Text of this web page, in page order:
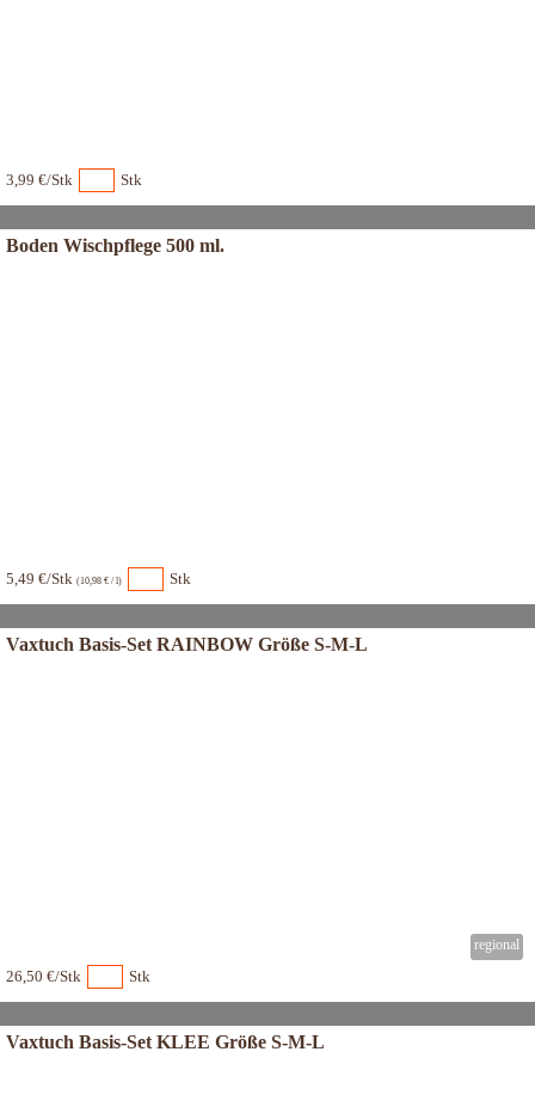
3,99 €/Stk Stk
Boden Wischpflege 500 ml.
5,49 €/Stk (10,98 € / l) Stk
Vaxtuch Basis-Set RAINBOW Größe S-M-L
26,50 €/Stk Stk
Vaxtuch Basis-Set KLEE Größe S-M-L